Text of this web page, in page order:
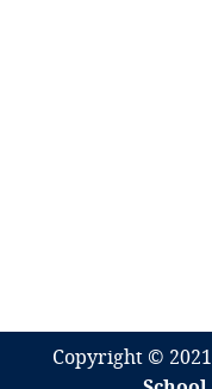
Copyright © 2021